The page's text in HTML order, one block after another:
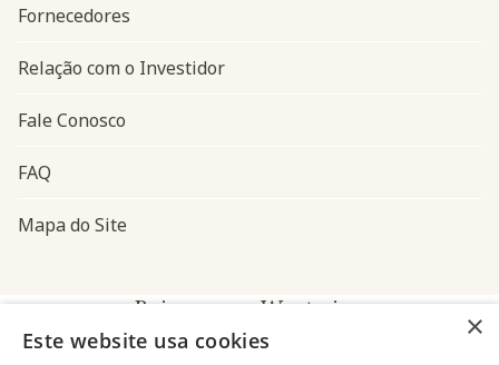
Fornecedores
Relação com o Investidor
Fale Conosco
FAQ
Mapa do Site
Baixe o app Westwing
×
Este website usa cookies